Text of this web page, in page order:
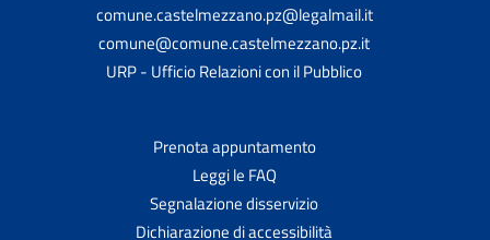
comune.castelmezzano.pz@legalmail.it
comune@comune.castelmezzano.pz.it
URP - Ufficio Relazioni con il Pubblico
Prenota appuntamento
Leggi le FAQ
Segnalazione disservizio
Dichiarazione di accessibilità